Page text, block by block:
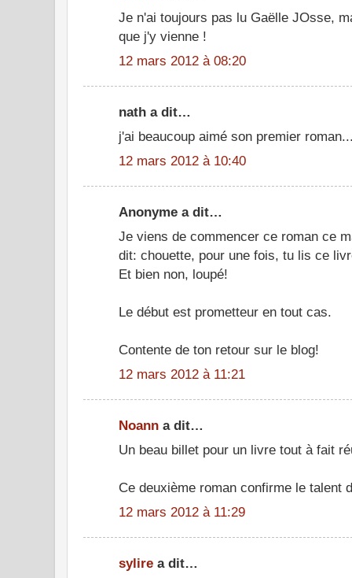
Je n'ai toujours pas lu Gaëlle JOsse,
que j'y vienne !
12 mars 2012 à 08:20
nath a dit…
j'ai beaucoup aimé son premier
12 mars 2012 à 10:40
Anonyme a dit…
Je viens de commencer ce roman ce
dit: chouette, pour une fois, tu lis ce
Et bien non, loupé!
Le début est prometteur en tout cas.
Contente de ton retour sur le blog!
12 mars 2012 à 11:21
Noann a dit…
Un beau billet pour un livre tout à fait
Ce deuxième roman confirme le talent
12 mars 2012 à 11:29
sylire a dit…